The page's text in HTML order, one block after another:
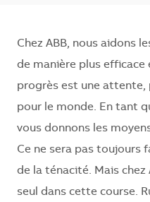
Chez ABB, nous aidons
de manière plus efficace
progrès est une attente,
pour le monde. En tant
vous donnons les
Ce ne sera pas toujours
de la ténacité. Mais chez
seul dans cette course.